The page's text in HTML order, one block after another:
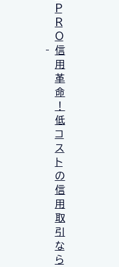
P
R
O
信
用
革
命
！
低
コ
ス
ト
の
信
用
取
引
な
ら